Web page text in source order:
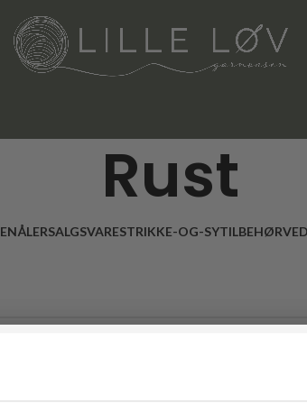
Rust
SALGSVARESTRIKKE-OG-SYTILBEHØR